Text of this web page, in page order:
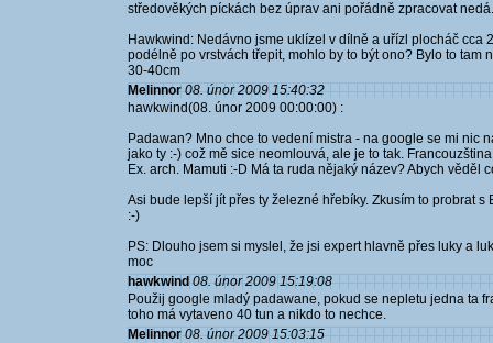
středověkých píckách bez úprav ani pořádně zpracovat nedá.
Hawkwind: Nedávno jsme uklízel v dílně a uřízl plocháč cca
podélně po vrstvách třepit, mohlo by to být ono? Bylo to tam
30-40cm
Melinnor 08. únor 2009 15:40:32
hawkwind(08. únor 2009 00:00:00) :
Padawan? Mno chce to vedení mistra - na google se mi nic
jako ty :-) což mě sice neomlouvá, ale je to tak.
Ex. arch. Mamuti :-D Má ta ruda nějaký název? Abych věděl
Asi bude lepší jít přes ty železné hřebíky. Zkusím to probrat
:-)
PS: Dlouho jsem si myslel, že jsi expert hlavně přes luky a
moc
hawkwind 08. únor 2009 15:19:08
Použij google mladý padawane, pokud se nepletu jedna ta
toho má vytaveno 40 tun a nikdo to nechce.
Melinnor 08. únor 2009 15:03:15